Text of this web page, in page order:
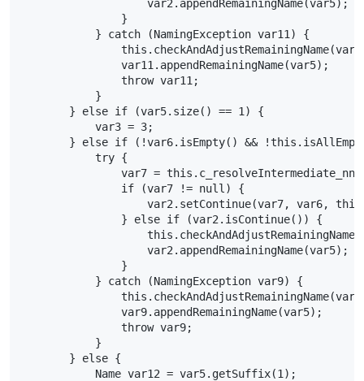
                    var2.appendRemainingName(var5);
                }
            } catch (NamingException var11) {
                var11.appendRemainingName(var5);
                throw var11;
            }
        } else if (var5.size() == 1) {
            var3 = 3;
} else if (!var6.isEmpty() &&
            try {
var7 =
                if (var7 != null) {
var2.setContinue(var7, var6,
                } else if (var2.isContinue()) {
                    var2.appendRemainingName(var5);
                }
            } catch (NamingException var9) {
                var9.appendRemainingName(var5);
                throw var9;
            }
        } else {
            Name var12 = var5.getSuffix(1);